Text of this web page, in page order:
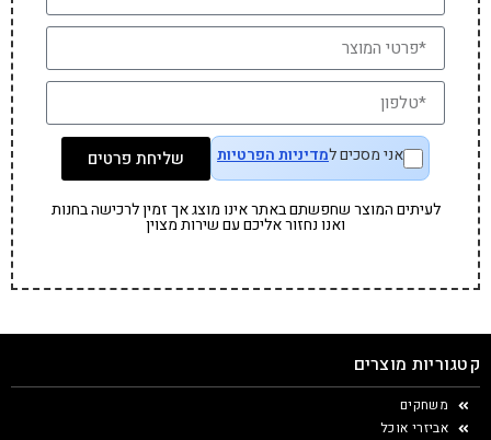
אני מסכים למדיניות הפרטיות שליחת פרטים
לעיתים המוצר שחפשתם באתר אינו מוצג אך זמין לרכישה בחנות
ואנו נחזור אליכם עם שירות מצוין
קטגוריות מוצרים
משחקים
אביזרי אוכל